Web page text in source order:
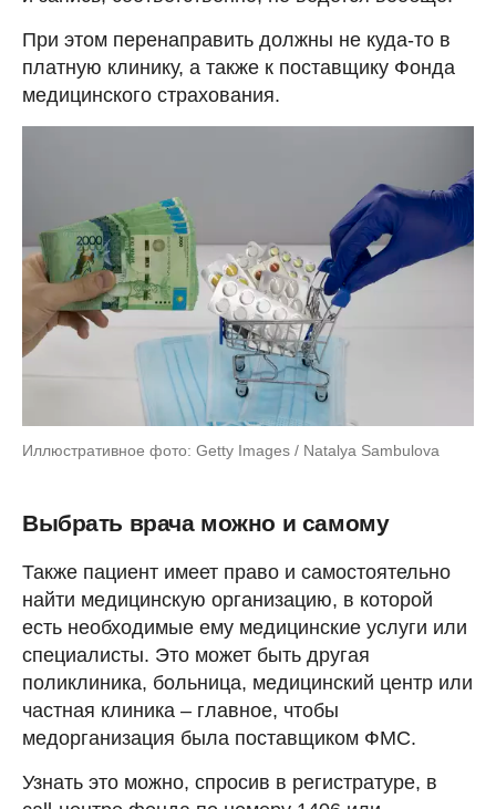
При этом перенаправить должны не куда-то в
платную клинику, а также к поставщику Фонда
медицинского страхования.
Иллюстративное фото: Getty Images / Natalya Sambulova
Выбрать врача можно и самому
Также пациент имеет право и самостоятельно
найти медицинскую организацию, в которой
есть необходимые ему медицинские услуги или
специалисты. Это может быть другая
поликлиника, больница, медицинский центр или
частная клиника – главное, чтобы
медорганизация была поставщиком ФМС.
Узнать это можно, спросив в регистратуре, в